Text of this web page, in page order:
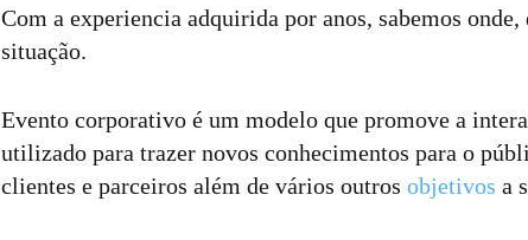
Com a experiencia adquirida por anos, sabemos
situação.
Evento corporativo é um modelo que promove a
utilizado para trazer novos conhecimentos para o
clientes e parceiros além de vários outros objetivos a